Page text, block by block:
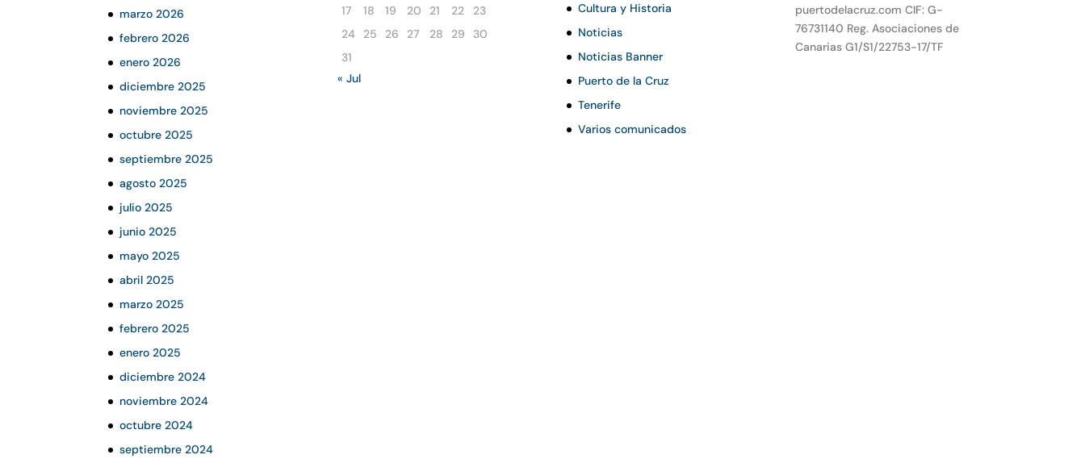
marzo 2026
febrero 2026
enero 2026
diciembre 2025
noviembre 2025
octubre 2025
septiembre 2025
agosto 2025
julio 2025
junio 2025
mayo 2025
abril 2025
marzo 2025
febrero 2025
enero 2025
diciembre 2024
noviembre 2024
octubre 2024
septiembre 2024
17
18 19 20 21 22
23
24
25 26 27 28 29
30
31
« Jul
Cultura y Historia
Noticias
Noticias Banner
Puerto de la Cruz
Tenerife
Varios comunicados
puertodelacruz.com CIF: G-
76731140 Reg. Asociaciones de
Canarias G1/S1/22753-17/TF